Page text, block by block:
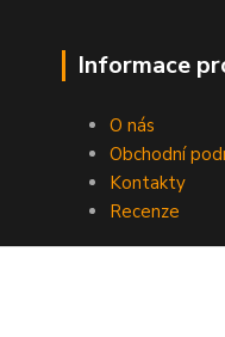
Informace
O nás
Obchodní
Kontakty
Recenze